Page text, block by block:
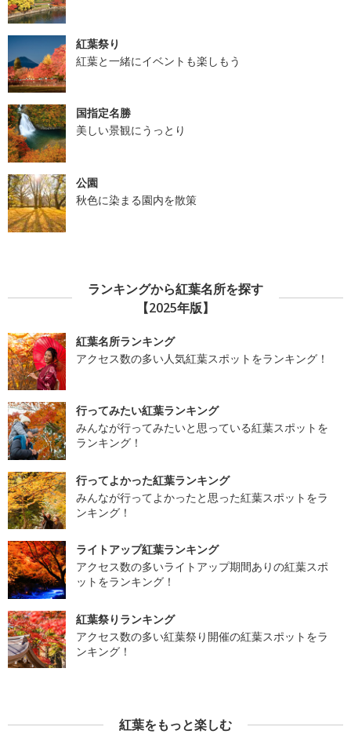
紅葉祭り
紅葉と一緒にイベントも楽しもう
国指定名勝
美しい景観にうっとり
公園
秋色に染まる園内を散策
ランキングから紅葉名所を探す
【2025年版】
紅葉名所ランキング
アクセス数の多い人気紅葉スポットをランキング！
行ってみたい紅葉ランキング
みんなが行ってみたいと思っている紅葉スポットを
ランキング！
行ってよかった紅葉ランキング
みんなが行ってよかったと思った紅葉スポットをラ
ンキング！
ライトアップ紅葉ランキング
アクセス数の多いライトアップ期間ありの紅葉スポ
ットをランキング！
紅葉祭りランキング
アクセス数の多い紅葉祭り開催の紅葉スポットをラ
ンキング！
紅葉をもっと楽しむ